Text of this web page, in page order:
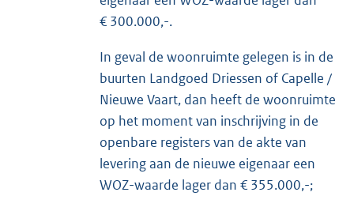
€ 300.000,-.
In geval de woonruimte gelegen is in de
buurten Landgoed Driessen of Capelle /
Nieuwe Vaart, dan heeft de woonruimte
op het moment van inschrijving in de
openbare registers van de akte van
levering aan de nieuwe eigenaar een
WOZ-waarde lager dan € 355.000,-;